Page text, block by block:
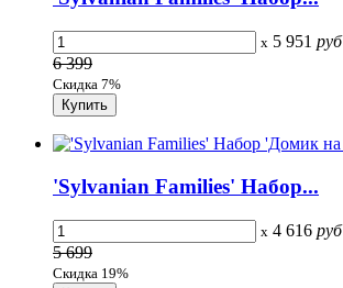
x 5 951 руб
6 399
Скидка 7%
'Sylvanian Families' Набор...
x 4 616 руб
5 699
Скидка 19%